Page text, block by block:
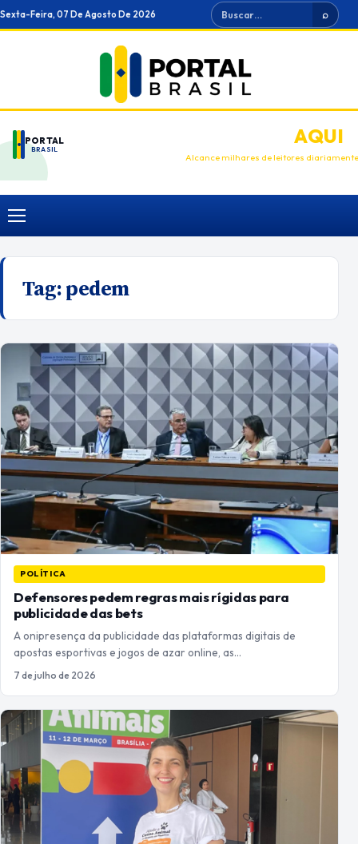
Ir
para
Sexta-Feira, 07 De Agosto De 2026 Buscar ⌕
PORTAL
BRASIL
ANUNCIEAQUI
Alcance milhares de leitores diariamente
Menu
Tag:pedem
POLÍTICA
Defensores pedem regras mais rígidas para
publicidade das bets
A onipresença da publicidade das plataformas digitais de
apostas esportivas e jogos de azar online, as…
7 de julho de 2026